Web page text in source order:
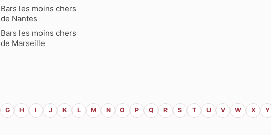
Bars les moins chers
de Nantes
Bars les moins chers
de Marseille
G H I J K L M N O P Q R S T U V W X Y